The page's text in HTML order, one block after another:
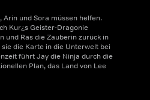
und Sora müssen helfen.
Kur¿s Geister-Dragonie
und Ras die Zauberin zurück in
die Karte in die Unterwelt bei
führt Jay die Ninja durch die
Plan, das Land von Lee